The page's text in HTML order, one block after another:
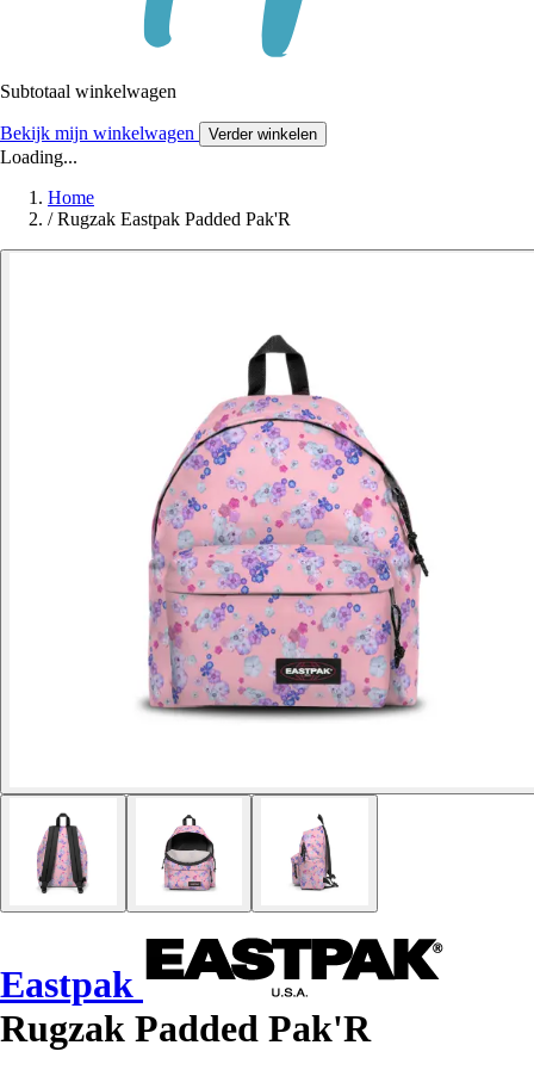
Subtotaal winkelwagen
Bekijk mijn winkelwagen Verder winkelen
Loading...
Home
/ Rugzak Eastpak Padded Pak'R
Eastpak
Rugzak Padded Pak'R